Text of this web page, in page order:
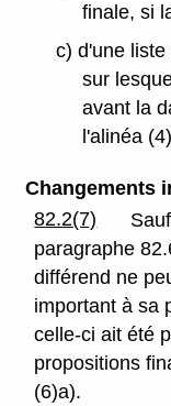
finale, si
c) d'une
sur
avant la
l'alinéa
Changements
82.2(7)
paragraphe
différend ne
important à sa
celle-ci ait été
propositions
(6)a).